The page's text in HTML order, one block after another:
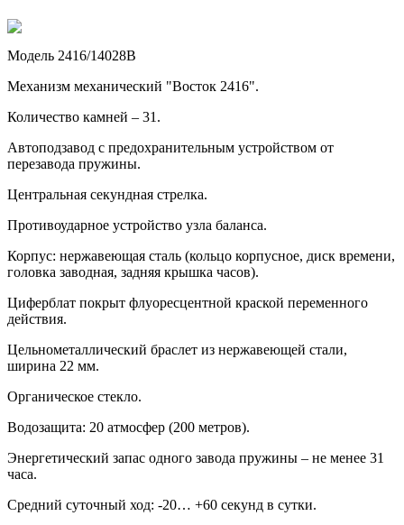
Модель 2416/14028В
Механизм механический "Восток 2416".
Количество камней – 31.
Автоподзавод с предохранительным устройством от
перезавода пружины.
Центральная секундная стрелка.
Противоударное устройство узла баланса.
Корпус: нержавеющая сталь (кольцо корпусное, диск времени,
головка заводная, задняя крышка часов).
Циферблат покрыт флуоресцентной краской переменного
действия.
Цельнометаллический браслет из нержавеющей стали,
ширина 22 мм.
Органическое стекло.
Водозащита: 20 атмосфер (200 метров).
Энергетический запас одного завода пружины – не менее 31
часа.
Средний суточный ход: -20… +60 секунд в сутки.